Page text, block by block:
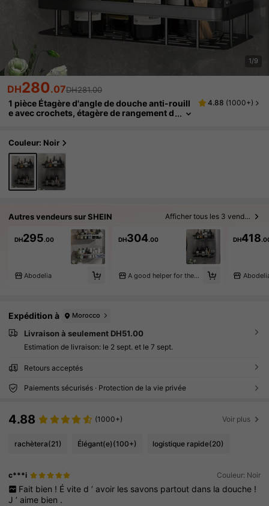
1/9
DH280.07DH281.00
1 pièce Étagère d'angle de douche anti-rouill
e avec crochets, étagère de rangement d
coration de salle de bain, décoration d'auto
mne, décoration de rentrée scolaire
4.88 (1000+)
Couleur: Noir
Autres vendeurs sur SHEIN Afficher tous les 3 vendeurs
DH295.00
Abodelia
DH304.00
A good helper for the family
DH418
Expédition à Morocco
Livraison à seulement DH51.00
Estimation de livraison: le 2 sept. et le 7 sept.
Retours acceptés
Paiements sécurisés · Protection de la vie privée
4.88 (1000+) Voir plus
rachètera(21) Élégant(e)(100+) logistique rapide(20)
c***i Couleur: Noir
Fait bien ! É vite d ’ avoir les savons partout dans la douche !
J’ aime bien .